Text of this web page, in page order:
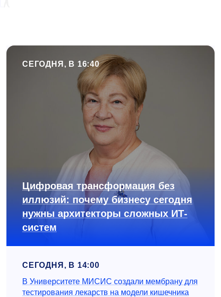
СЕГОДНЯ, В 16:40
Цифровая трансформация без
иллюзий: почему бизнесу сегодня
нужны архитекторы сложных ИТ-
систем
СЕГОДНЯ, В 14:00
В Университете МИСИС создали мембрану для
тестирования лекарств на модели кишечника